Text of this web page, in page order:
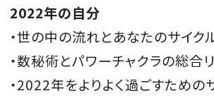
2022年の自分
・世の中の流れとあなたのサイク
・数秘術とパワーチャクラの総合
・2022年をよりよく過ごすための